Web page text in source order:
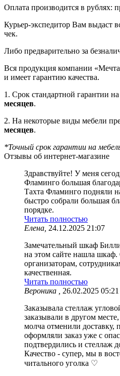
Оплата производится в рублях:
Курьер-экспедитор Вам выдаст
чек.
Либо предварительно за
Вся продукция компании
и имеет гарантию качества.
1. Срок стандартной гарантии на
месяцев.
2. На некоторые виды мебели
месяцев.
*Точный срок гарантии на
Отзывы об интернет-магазине
Здравствуйте! У меня
Фламинго большая
Тахта Фламинго подняли
быстро собрали большая
порядке.
Читать полностью
Елена, 24.12.2025 21:07
Замечательный шкаф
на этом сайте нашла
организаторам,
качественная.
Читать полностью
Вероника ,
26.02.2025 05:21
Заказывала стеллаж
заказывали в другом
молча отменили доставку,
оформляли заказ уже с
подтвердились и стеллаж
Качество - супер, мы в
читального уголка ♡